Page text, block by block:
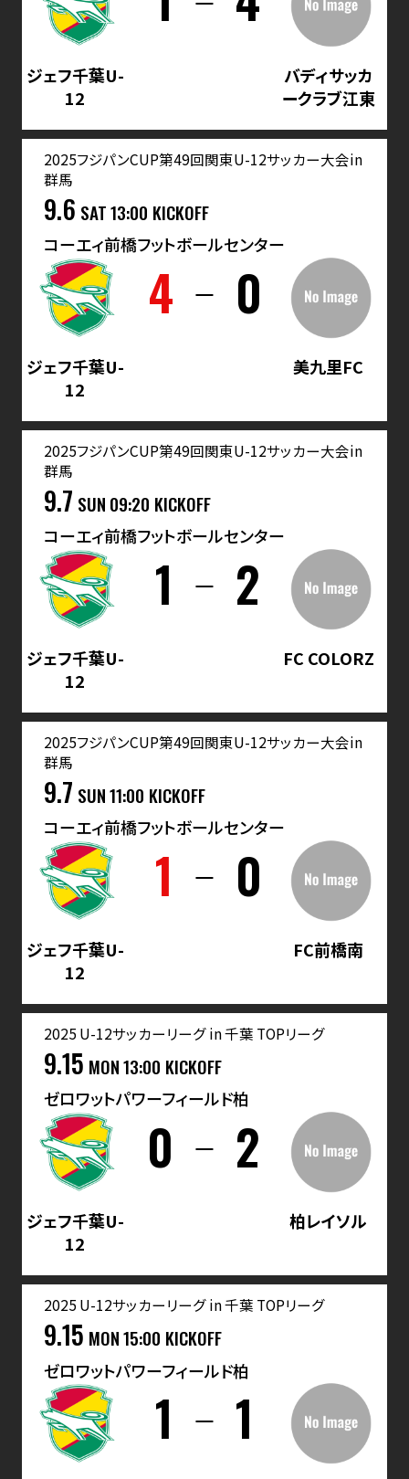
ジェフ千葉U-
12
バディサッカ
ークラブ江東
2025フジパンCUP第49回関東U-12サッカー大会in
群馬
9.6 SAT13:00 KICKOFF
コーエィ前橋フットボールセンター
ジェフ千葉U-
12
4 0
美九里FC
2025フジパンCUP第49回関東U-12サッカー大会in
群馬
9.7 SUN 09:20 KICKOFF
コーエィ前橋フットボールセンター
ジェフ千葉U-
12
1 2
FC COLORZ
2025フジパンCUP第49回関東U-12サッカー大会in
群馬
9.7 SUN11:00 KICKOFF
コーエィ前橋フットボールセンター
ジェフ千葉U-
12
1 0
FC前橋南
2025 U-12サッカーリーグ in 千葉 TOPリーグ
9.15 MON13:00 KICKOFF
ゼロワットパワーフィールド柏
ジェフ千葉U-
12
0 2
柏レイソル
2025 U-12サッカーリーグ in 千葉 TOPリーグ
9.15 MON15:00 KICKOFF
ゼロワットパワーフィールド柏
1 1